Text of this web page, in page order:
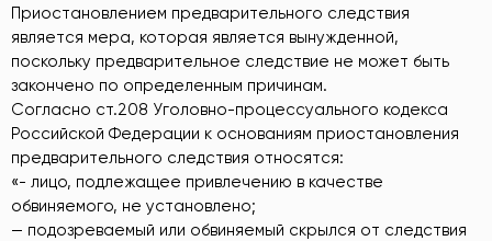
Приостановлением предварительного следствия
является мера, которая является вынужденной,
поскольку предварительное следствие не может быть
закончено по определенным причинам.
Согласно ст.208 Уголовно-процессуального кодекса
Российской Федерации к основаниям приостановления
предварительного следствия относятся:
«- лицо, подлежащее привлечению в качестве
обвиняемого, не установлено;
— подозреваемый или обвиняемый скрылся от следствия